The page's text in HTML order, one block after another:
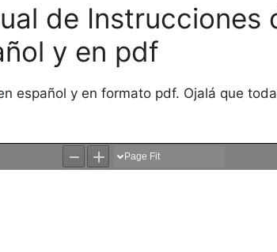
de Instrucciones
y en pdf
español y en formato pdf. Ojalá que